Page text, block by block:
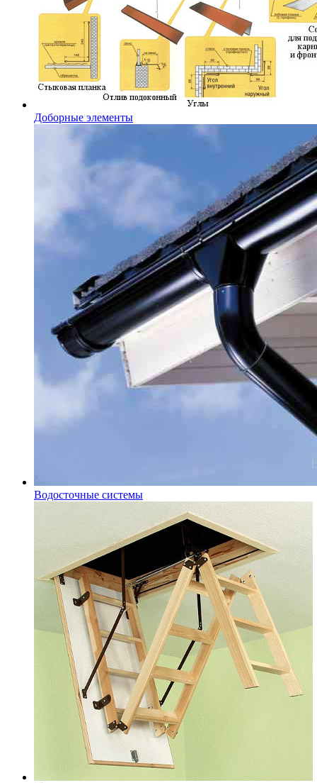
Доборные элементы
Водосточные системы